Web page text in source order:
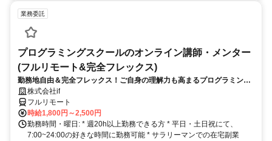
業務委託
プログラミングスクールのオンライン講師・メンター
(フルリモート&完全フレックス)
勤務地自由＆完全フレックス！ご自身の理解力も高まるプログラミング
講師のお仕事です
株式会社if
フルリモート
時給1,800円～2,500円
勤務時間・曜日: * 週20h以上勤務できる方 * 平日・土日祝にて、
7:00~24:00の好きな時間に勤務可能 * サラリーマンでの在宅副業